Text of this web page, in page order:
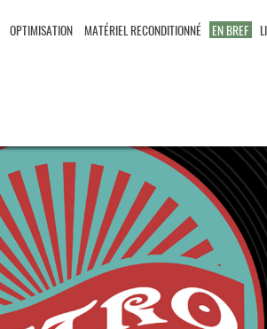
OPTIMISATION MATÉRIEL RECONDITIONNÉ EN BREF